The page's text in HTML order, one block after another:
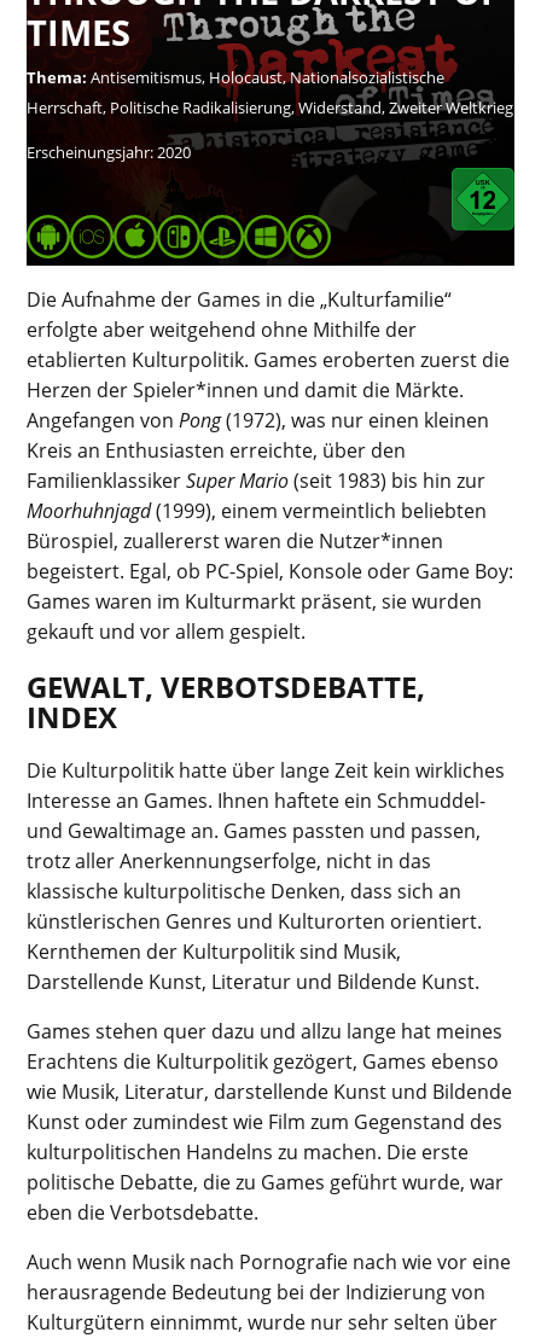
TIMES
Thema: Antisemitismus, Holocaust, Nationalsozialistische
Herrschaft, Politische Radikalisierung, Widerstand, Zweiter Weltkrieg
Erscheinungsjahr:2020
Die Aufnahme der Games in die „Kulturfamilie“
erfolgte aber weitgehend ohne Mithilfe der
etablierten Kulturpolitik. Games eroberten zuerst die
Herzen der Spieler*innen und damit die Märkte.
Angefangen vonPong(1972), was nur einen kleinen
Kreis an Enthusiasten erreichte, über den
FamilienklassikerSuper Mario(seit 1983) bis hin zur
Moorhuhnjagd(1999), einem vermeintlich beliebten
Bürospiel, zuallererst waren die Nutzer*innen
begeistert. Egal, ob PC-Spiel, Konsole oder Game Boy:
Games waren im Kulturmarkt präsent, sie wurden
gekauft und vor allem gespielt.
GEWALT, VERBOTSDEBATTE,
INDEX
Die Kulturpolitik hatte über lange Zeit kein wirkliches
Interesse an Games. Ihnen haftete ein Schmuddel-
und Gewaltimage an. Games passten und passen,
trotz aller Anerkennungserfolge, nicht in das
klassische kulturpolitische Denken, dass sich an
künstlerischen Genres und Kulturorten orientiert.
Kernthemen der Kulturpolitik sind Musik,
Darstellende Kunst, Literatur und Bildende Kunst.
Games stehen quer dazu und allzu lange hat meines
Erachtens die Kulturpolitik gezögert, Games ebenso
wie Musik, Literatur, darstellende Kunst und Bildende
Kunst oder zumindest wie Film zum Gegenstand des
kulturpolitischen Handelns zu machen. Die erste
politische Debatte, die zu Games geführt wurde, war
eben die Verbotsdebatte.
Auch wenn Musik nach Pornografie nach wie vor eine
herausragende Bedeutung bei der Indizierung von
Kulturgütern einnimmt, wurde nur sehr selten über